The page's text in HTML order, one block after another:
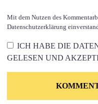
Mit dem Nutzen des
Datenschutzerklärung
ICH HABE DIE
GELESEN UND